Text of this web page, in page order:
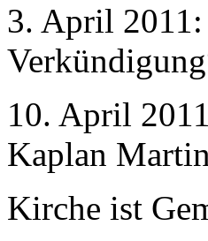
3. April 2011:
10. April
Kaplan
Kirche ist